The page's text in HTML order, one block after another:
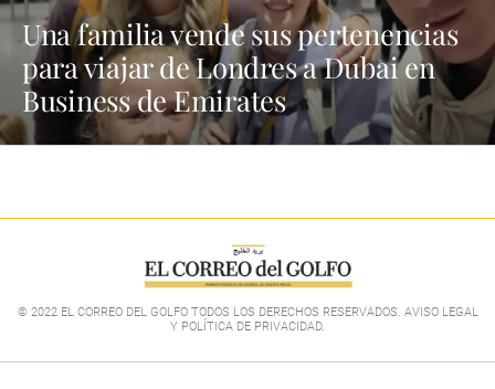
Una familia vende sus pertenencias
para viajar de Londres a Dubai en
Business de Emirates
© 2022 EL CORREO DEL GOLFO TODOS LOS DERECHOS RESERVADOS. AVISO LEGAL
Y POLÍTICA DE PRIVACIDAD.